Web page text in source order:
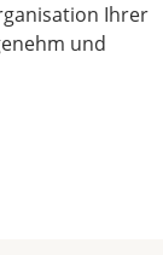
Ihrer
und